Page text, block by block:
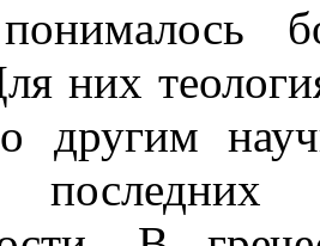
них
другим